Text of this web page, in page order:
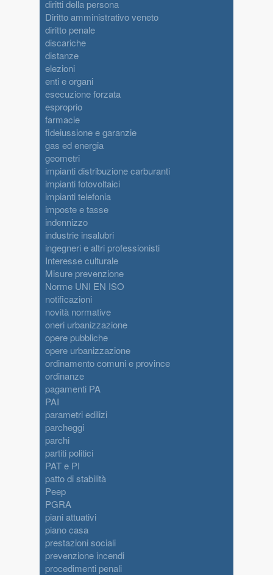
diritti della persona
Diritto amministrativo veneto
diritto penale
discariche
distanze
elezioni
enti e organi
esecuzione forzata
esproprio
farmacie
fideiussione e garanzie
gas ed energia
geometri
impianti distribuzione carburanti
impianti fotovoltaici
impianti telefonia
imposte e tasse
indennizzo
industrie insalubri
ingegneri e altri professionisti
Interesse culturale
Misure prevenzione
Norme UNI EN ISO
notificazioni
novità normative
oneri urbanizzazione
opere pubbliche
opere urbanizzazione
ordinamento comuni e province
ordinanze
pagamenti PA
PAI
parametri edilizi
parcheggi
parchi
partiti politici
PAT e PI
patto di stabilità
Peep
PGRA
piani attuativi
piano casa
prestazioni sociali
prevenzione incendi
procedimenti penali